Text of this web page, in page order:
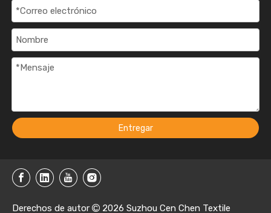
Entregar
Derechos de autor  2026 Suzhou Cen Chen Textile